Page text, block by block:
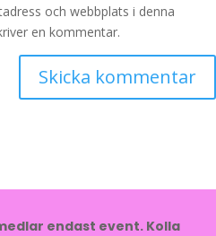
och webbplats i denna
en kommentar.
endast event. Kolla